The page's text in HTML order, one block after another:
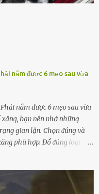
nắm được 6 mẹo sau vừa
nắm được 6 mẹo sau vừa
bạn nên nhớ những
gian lận. Chọn ᵭúng và
phù hợp. Đổ ᵭúng loại
Đừng ᵭợi ⱪim xăng vḕ
bạn ⱪhȏng nên chờ ⱪim